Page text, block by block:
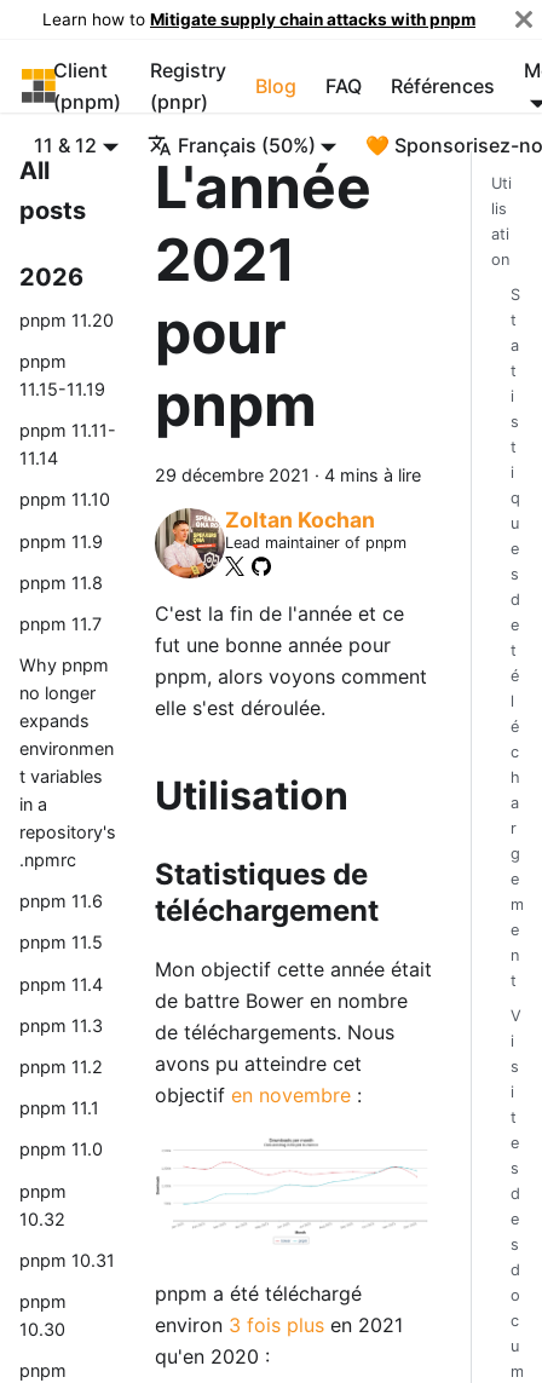
Learn how to Mitigate supply chain attacks with pnpm
pnpm
Client
(pnpm)
Registry
(pnpr)
Blog FAQ Références
11 & 12 Français (50%) 🧡 Sponsorisez-
All
posts
2026
pnpm 11.20
pnpm
11.15-11.19
pnpm 11.11-
11.14
pnpm 11.10
pnpm 11.9
pnpm 11.8
pnpm 11.7
Why pnpm
no longer
expands
environmen
t variables
in a
repository's
.npmrc
pnpm 11.6
pnpm 11.5
pnpm 11.4
pnpm 11.3
pnpm 11.2
pnpm 11.1
pnpm 11.0
pnpm
10.32
pnpm 10.31
pnpm
10.30
pnpm
L'année
2021
pour
pnpm
29 décembre 2021 · 4 mins à lire
Zoltan Kochan
Lead maintainer of pnpm
C'est la fin de l'année et ce
fut une bonne année pour
pnpm, alors voyons comment
elle s'est déroulée.
Utilisation
Statistiques de
téléchargement
Mon objectif cette année était
de battre Bower en nombre
de téléchargements. Nous
avons pu atteindre cet
objectif en novembre :
pnpm a été téléchargé
environ 3 fois plus en 2021
qu'en 2020 :
Uti
lis
ati
on
S
t
a
t
i
s
t
i
q
u
e
s
d
e
t
é
l
é
c
h
a
r
g
e
m
e
n
t
V
i
s
i
t
e
s
d
e
s
d
o
c
u
m